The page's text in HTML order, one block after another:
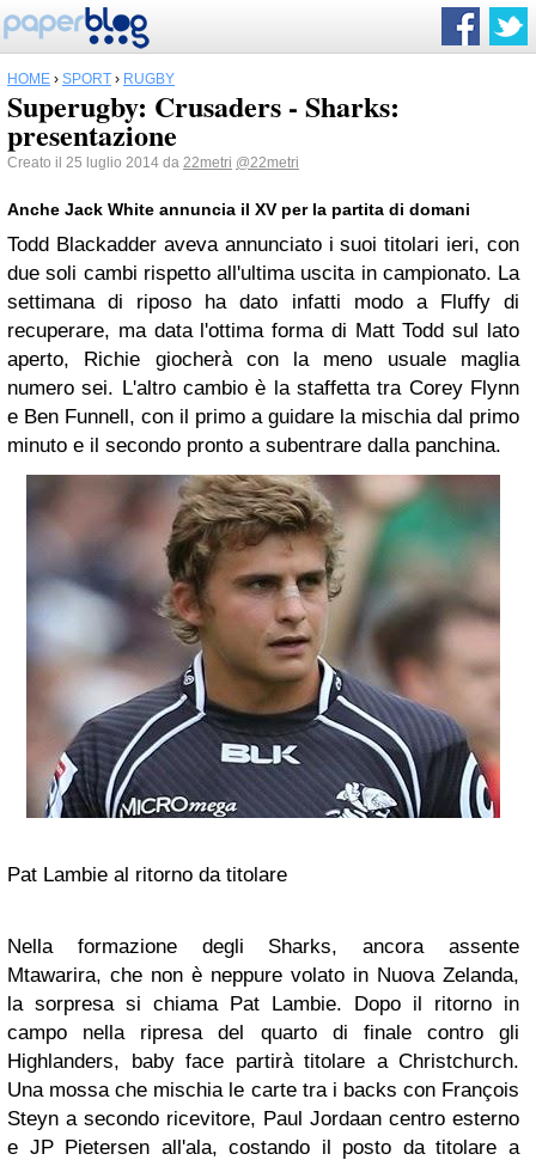
HOME › SPORT › RUGBY
Superugby: Crusaders - Sharks:
presentazione
Creato il 25 luglio 2014 da 22metri @22metri
Anche Jack White annuncia il XV per la partita di domani
Todd Blackadder aveva annunciato i suoi titolari ieri, con
due soli cambi rispetto all'ultima uscita in campionato. La
settimana di riposo ha dato infatti modo a Fluffy di
recuperare, ma data l'ottima forma di Matt Todd sul lato
aperto, Richie giocherà con la meno usuale maglia
numero sei. L'altro cambio è la staffetta tra Corey Flynn
e Ben Funnell, con il primo a guidare la mischia dal primo
minuto e il secondo pronto a subentrare dalla panchina.
Pat Lambie al ritorno da titolare
Nella formazione degli Sharks, ancora assente
Mtawarira, che non è neppure volato in Nuova Zelanda,
la sorpresa si chiama Pat Lambie. Dopo il ritorno in
campo nella ripresa del quarto di finale contro gli
Highlanders, baby face partirà titolare a Christchurch.
Una mossa che mischia le carte tra i backs con François
Steyn a secondo ricevitore, Paul Jordaan centro esterno
e JP Pietersen all'ala, costando il posto da titolare a